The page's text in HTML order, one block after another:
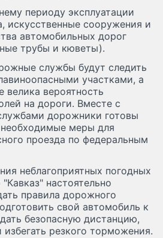
периоду эксплуатации
искусственные сооружения и
автомобильных дорог
трубы и кюветы).
службы будут следить
участками, а
велика вероятность
на дороги. Вместе с
дорожники готовы
меры для
проезда по федеральным
неблагоприятных погодных
настоятельно
правила дорожного
свой автомобиль к
безопасную дистанцию,
резкого торможения.